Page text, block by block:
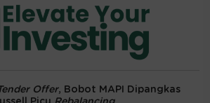
Offer, Bobot MAPI Dipangkas